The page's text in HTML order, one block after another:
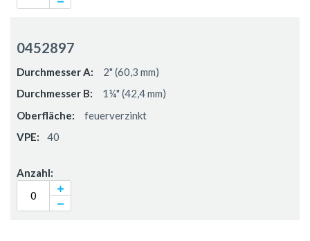
0452897
2" (60,3 mm)
1¼" (42,4 mm)
feuerverzinkt
40